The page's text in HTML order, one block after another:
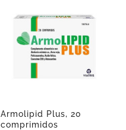
Armolipid Plus, 20
comprimidos